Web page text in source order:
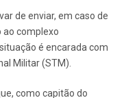
de enviar, em caso de
ao complexo
é encarada com
Militar (STM).
como capitão do